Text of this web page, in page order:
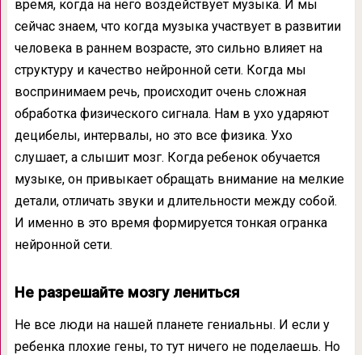
время, когда на него воздействует музыка. И мы
сейчас знаем, что когда музыка участвует в развитии
человека в раннем возрасте, это сильно влияет на
структуру и качество нейронной сети. Когда мы
воспринимаем речь, происходит очень сложная
обработка физического сигнала. Нам в ухо ударяют
децибелы, интервалы, но это все физика. Ухо
слушает, а слышит мозг. Когда ребенок обучается
музыке, он привыкает обращать внимание на мелкие
детали, отличать звуки и длительности между собой.
И именно в это время формируется тонкая огранка
нейронной сети.
Не разрешайте мозгу лениться
Не все люди на нашей планете гениальны. И если у
ребенка плохие гены, то тут ничего не поделаешь. Но